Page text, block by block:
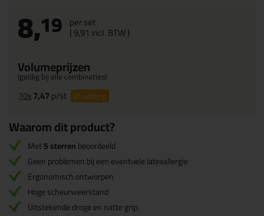
8,19 per set
(9,91 incl. BTW )
Volumeprijzen
(geldig bij alle combinaties)
10x7,47p/st 9%korting
Waarom dit product?
Met5 sterrenbeoordeeld
Geen problemen bij een eventuele latexallergie
Ergonomisch ontworpen
Hoge scheurweerstand
Uitstekende droge en natte grip.